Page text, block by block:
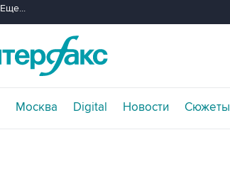
Еще...
Москва Digital Новости Сюжеты